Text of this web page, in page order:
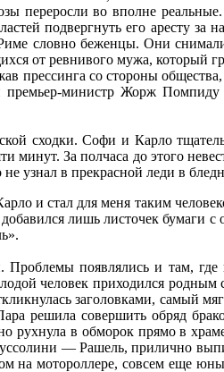
переросли во вполне
подвергнуть его аресту за
словно беженцы. Они
от ревнивого мужа, который
прессинга со стороны
министр Жорж
сходки. Софи и Карло
За полчаса до этого
в прекрасной леди в
и стал для меня таким
лишь листочек бумаги
появлялись и там,
человек приходился родным
заголовками, самый
решила совершить обряд
рухнула в обморок прямо в
— Рашель, прилично
на мотороллере, совсем